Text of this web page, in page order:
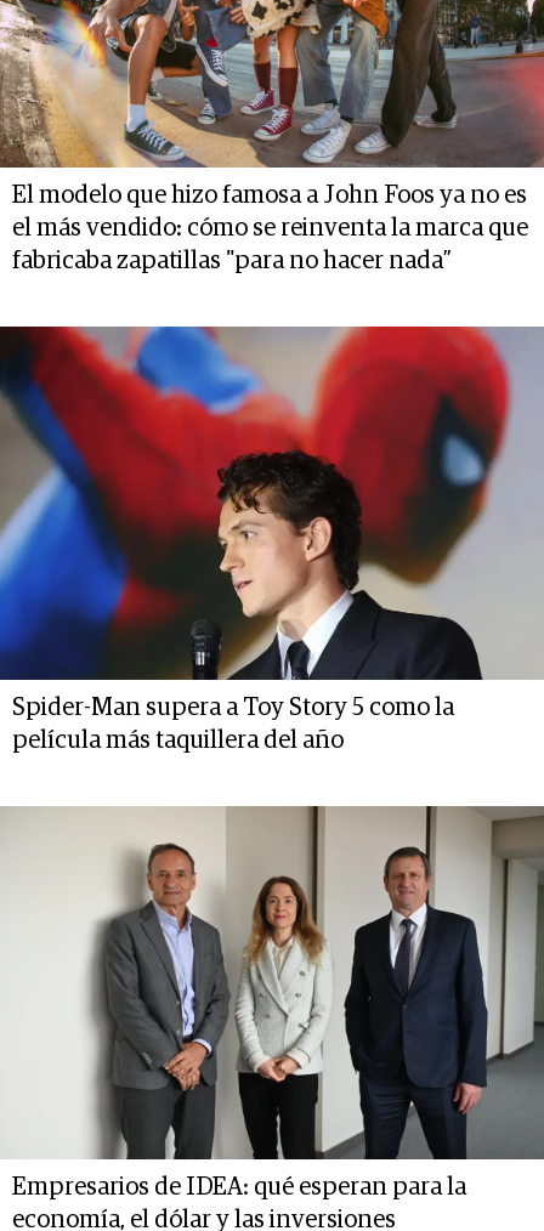
El modelo que hizo famosa a John Foos ya no es
el más vendido: cómo se reinventa la marca que
fabricaba zapatillas "para no hacer nada”
Spider-Man supera a Toy Story 5 como la
película más taquillera del año
Empresarios de IDEA: qué esperan para la
economía, el dólar y las inversiones